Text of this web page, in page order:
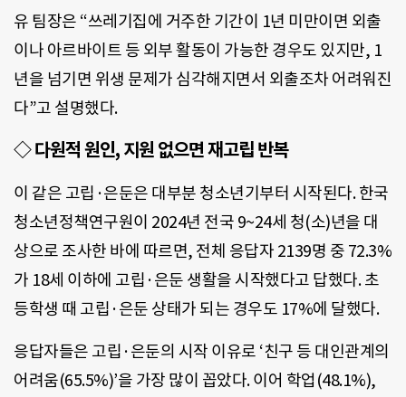
유 팀장은 “쓰레기집에 거주한 기간이 1년 미만이면 외출
이나 아르바이트 등 외부 활동이 가능한 경우도 있지만, 1
년을 넘기면 위생 문제가 심각해지면서 외출조차 어려워진
다”고 설명했다.
◇ 다원적 원인, 지원 없으면 재고립 반복
이 같은 고립·은둔은 대부분 청소년기부터 시작된다. 한국
청소년정책연구원이 2024년 전국 9~24세 청(소)년을 대
상으로 조사한 바에 따르면, 전체 응답자 2139명 중 72.3%
가 18세 이하에 고립·은둔 생활을 시작했다고 답했다. 초
등학생 때 고립·은둔 상태가 되는 경우도 17%에 달했다.
응답자들은 고립·은둔의 시작 이유로 ‘친구 등 대인관계의
어려움(65.5%)’을 가장 많이 꼽았다. 이어 학업(48.1%),